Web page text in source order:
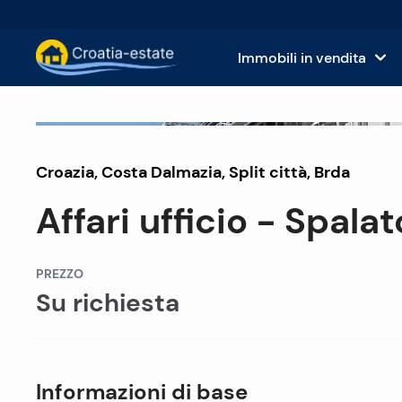
Immobili in vendita
Isole dalmate Immobili in vendita
Costa dalmata Immobili in vendita
Istria e Kvarner Immobili in vendita
Isole in vendita in Croazia
Croazia,Costa Dalmazia,Split città, Brda
Affari ufficio -
PREZZO
Su richiesta
Informazioni di base